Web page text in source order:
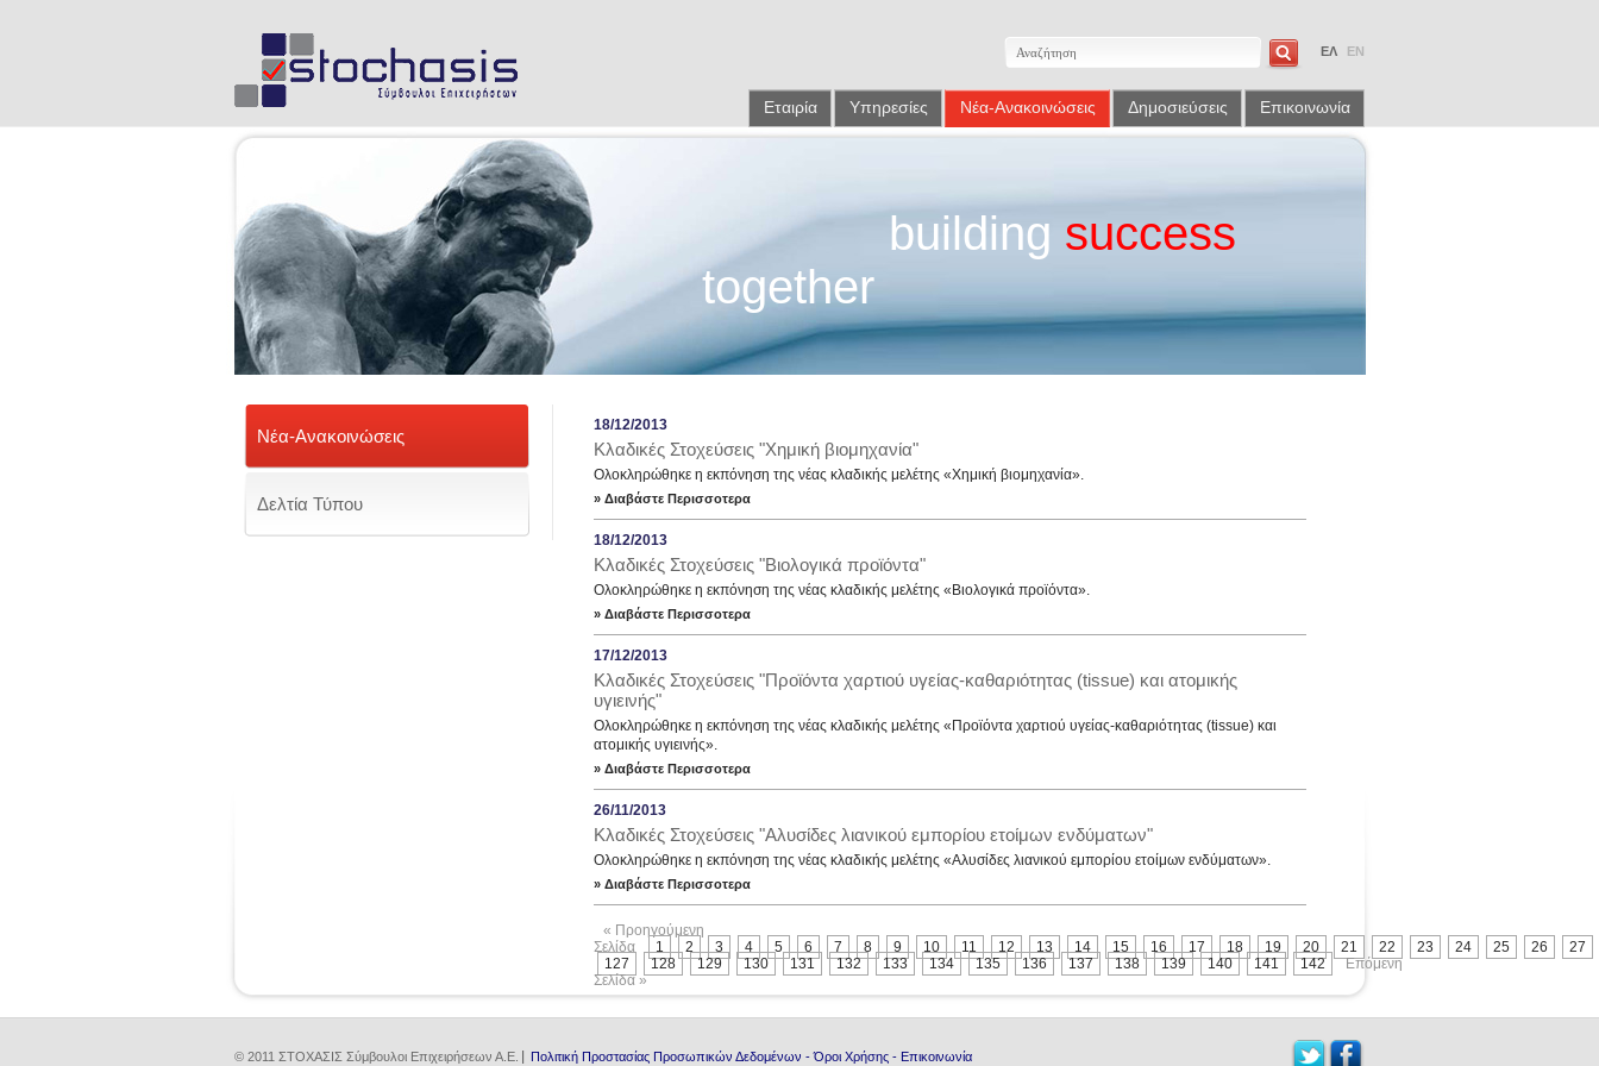
ΕΛ EN
Εταιρία Υπηρεσίες Νέα-Ανακοινώσεις Δημοσιεύσεις Επικοινωνία
building success
together
Νέα-Ανακοινώσεις
Δελτία Τύπου
18/12/2013
Κλαδικές Στοχεύσεις "Xημική βιομηχανία"
Ολοκληρώθηκε η εκπόνηση της νέας κλαδικής μελέτης «Χημική βιομηχανία».
» Διαβάστε Περισσοτερα
18/12/2013
Κλαδικές Στοχεύσεις "Βιολογικά προϊόντα"
Ολοκληρώθηκε η εκπόνηση της νέας κλαδικής μελέτης «Βιολογικά προϊόντα».
» Διαβάστε Περισσοτερα
17/12/2013
Κλαδικές Στοχεύσεις "Προϊόντα χαρτιού υγείας-καθαριότητας (tissue) και ατομικής
υγιεινής"
Ολοκληρώθηκε η εκπόνηση της νέας κλαδικής μελέτης «Προϊόντα χαρτιού υγείας-καθαριότητας (tissue) και
ατομικής υγιεινής».
» Διαβάστε Περισσοτερα
26/11/2013
Κλαδικές Στοχεύσεις "Αλυσίδες λιανικού εμπορίου ετοίμων ενδύματων"
Ολοκληρώθηκε η εκπόνηση της νέας κλαδικής μελέτης «Αλυσίδες λιανικού εμπορίου ετοίμων ενδύματων».
» Διαβάστε Περισσοτερα
« Προηγούμενη
Σελίδα
1 2 3 4 5 6 7 8 9 10 11 12 13 14 15 16 17 18 19 20 21 22 23 24 25 26
27
127
128 129 130 131 132 133 134 135 136 137 138 139 140 141 142
Επόμενη
Σελίδα »
© 2011 ΣΤΟΧΑΣΙΣ Σύμβουλοι Επιχειρήσεων Α.Ε. Πολιτική Προστασίας Προσωπικών Δεδομένων -Όροι Χρήσης - Επικοινωνία